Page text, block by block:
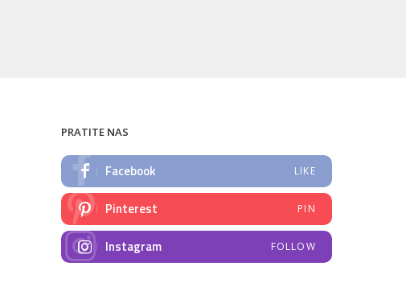
PRATITE NAS
Facebook LIKE
Pinterest PIN
Instagram FOLLOW